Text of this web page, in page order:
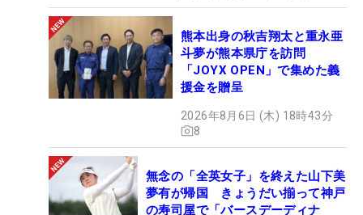
熊本出身の秋吉翔太と重永亜
斗夢が熊本県庁を訪問
「JOYX OPEN」で集めた義
援金を贈呈
2026年8月6日 (木) 18時43分
8
無念の「全英女子」を終えた山下美
夢有が帰国 きょうだい揃って神戸
の寿司屋で「バースデーディナ